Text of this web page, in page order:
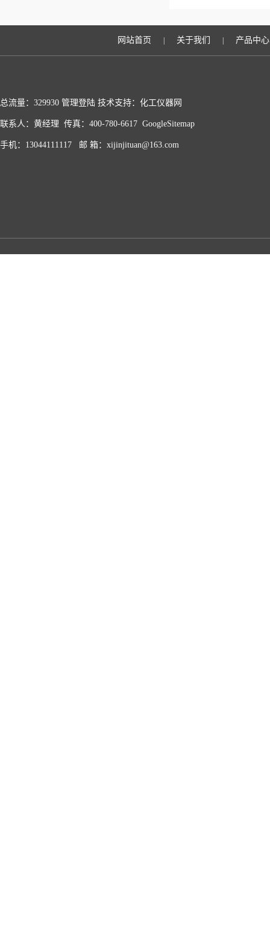
网站首页 关于我们 产品中心
总流量：329930 管理登陆 技术支持：化工仪器网
联系人：黄经理 传真：400-780-6617 GoogleSitemap
手机：13044111117 邮 箱：xijinjituan@163.com